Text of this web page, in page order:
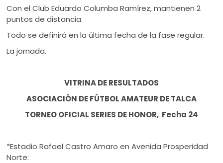
Con el Club Eduardo Columba Ramírez, mantienen 2
puntos de distancia.
Todo se definirá en la última fecha de la fase regular.
La jornada.
VITRINA DE RESULTADOS
ASOCIACIÓN DE FÚTBOL AMATEUR DE TALCA
TORNEO OFICIAL SERIES DE HONOR, Fecha 24
*Estadio Rafael Castro Amaro en Avenida Prosperidad
Norte: